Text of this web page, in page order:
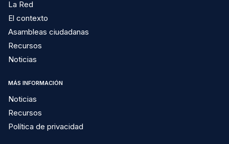
La Red
El contexto
Asambleas ciudadanas
Recursos
Noticias
MÁS INFORMACIÓN
Noticias
Recursos
Política de privacidad